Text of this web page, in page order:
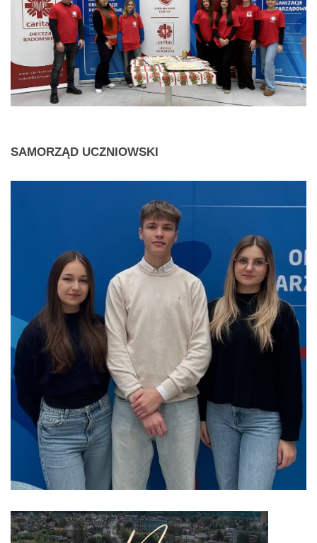
SAMORZĄD UCZNIOWSKI